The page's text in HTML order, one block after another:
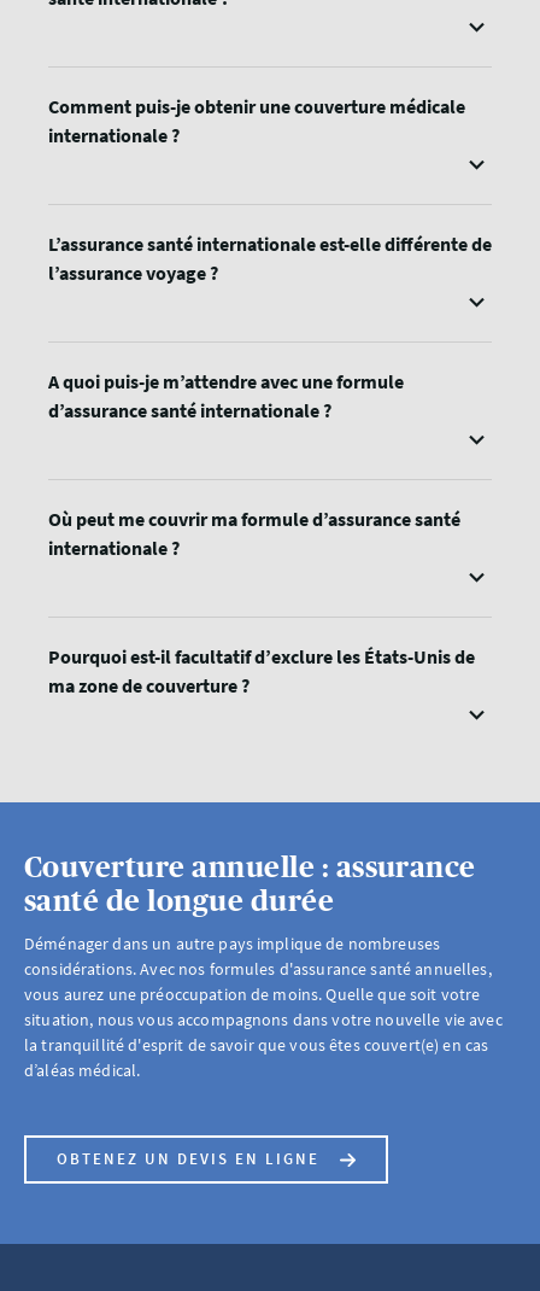
Comment puis-je obtenir une couverture médicale
internationale ?
L’assurance santé internationale est-elle différente de
l’assurance voyage ?
A quoi puis-je m’attendre avec une formule
d’assurance santé internationale ?
Où peut me couvrir ma formule d’assurance santé
internationale ?
Pourquoi est-il facultatif d’exclure les États-Unis de
ma zone de couverture ?
Couverture annuelle : assurance
santé de longue durée
Déménager dans un autre pays implique de nombreuses
considérations. Avec nos formules d'assurance santé annuelles,
vous aurez une préoccupation de moins. Quelle que soit votre
situation, nous vous accompagnons dans votre nouvelle vie avec
la tranquillité d'esprit de savoir que vous êtes couvert(e) en cas
d’aléas médical.
OBTENEZ UN DEVIS EN LIGNE